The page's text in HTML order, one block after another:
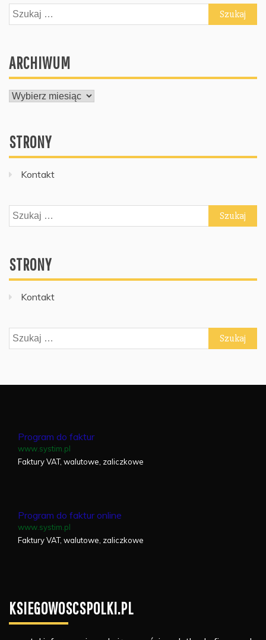
Szukaj:
ARCHIWUM
ARCHIWUM
STRONY
Kontakt
Szukaj:
STRONY
Kontakt
Szukaj:
Program do faktur
www.systim.pl
Faktury VAT, walutowe, zaliczkowe
Program do faktur online
www.systim.pl
Faktury VAT, walutowe, zaliczkowe
KSIEGOWOSCSPOLKI.PL